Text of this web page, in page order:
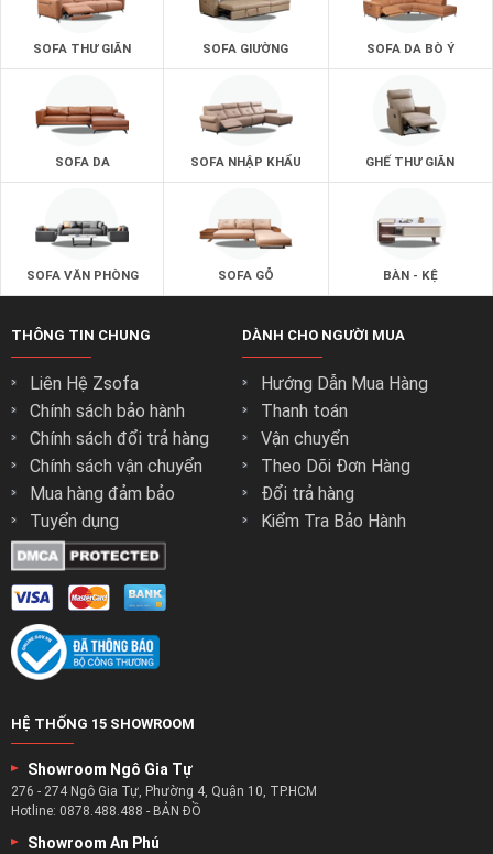
SOFA THƯ GIÃN SOFA GIƯỜNG SOFA DA BÒ Ý
SOFA DA SOFA NHẬP KHẨU GHẾ THƯ GIÃN
SOFA VĂN PHÒNG SOFA GỖ BÀN - KỆ
THÔNG TIN CHUNG
Liên Hệ Zsofa
Chính sách bảo hành
Chính sách đổi trả hàng
Chính sách vận chuyển
Mua hàng đảm bảo
Tuyển dụng
DÀNH CHO NGƯỜI MUA
Hướng Dẫn Mua Hàng
Thanh toán
Vận chuyển
Theo Dõi Đơn Hàng
Đổi trả hàng
Kiểm Tra Bảo Hành
HỆ THỐNG 15 SHOWROOM
Showroom Ngô Gia Tự
276 - 274 Ngô Gia Tự, Phường 4, Quận 10, TP.HCM
Hotline: 0878.488.488 - BẢN ĐỒ
Showroom An Phú